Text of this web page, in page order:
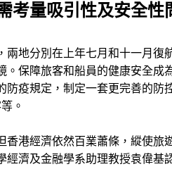
考量吸引性及安全性
兩地分別在上年七月和十一月復
。保障旅客和船員的健康安全成
防疫規定，制定一套更完善的防
。
香港經濟依然百業蕭條，縱使旅
經濟及金融學系助理教授袁偉基